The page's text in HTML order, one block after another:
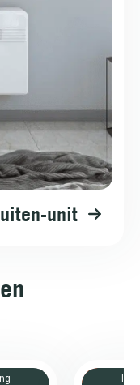
unit